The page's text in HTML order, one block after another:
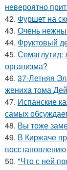
невероятно
42. Фуршет на
43. Очень
44. Фруктовый
45. Семаглутид:
организма?
46. 37-Летняя
жениха тома
47. Испанские
самых
48. Вы тоже
49. В Киржаче
50. "Что с ней